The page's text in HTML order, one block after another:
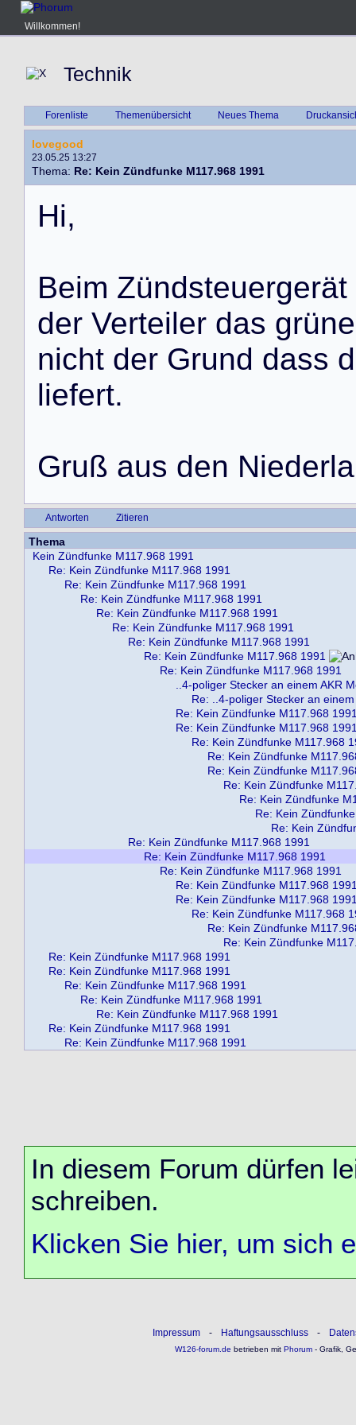
Willkommen!
Technik
Forenliste Themenübersicht Neues Thema
lovegood
23.05.25 13:27
Thema: Re: Kein Zündfunke M117.968 1991
Hi,
Beim Zündsteuergerät
der Verteiler das grüne
nicht der Grund dass d
liefert.
Gruß aus den Niederla
Antworten Zitieren
Thema
Kein Zündfunke M117.968 1991
Re: Kein Zündfunke M117.968 1991
Re: Kein Zündfunke M117.968 1991
Re: Kein Zündfunke M117.968 1991
Re: Kein Zündfunke M117.968 1991
Re: Kein Zündfunke M117.968 1991
Re: Kein Zündfunke M117.968 1991
Re: Kein Zündfunke M117.968 1991
Re: Kein Zündfunke M117.968 1991
..4-poliger Stecker an einem AKR
Re: ..4-poliger Stecker an
Re: Kein Zündfunke M117.968
Re: Kein Zündfunke M117.968
Re: Kein Zündfunke M117.968
Re: Kein Zündfunke
Re: Kein Zündfunke
Re: Kein Zündfunke
Re: Kein Zündfunke
Re: Kein
Re: Kein
Re: Kein Zündfunke M117.968 1991
Re: Kein Zündfunke M117.968 1991
Re: Kein Zündfunke M117.968 1991
Re: Kein Zündfunke M117.968
Re: Kein Zündfunke M117.968
Re: Kein Zündfunke M117.968
Re: Kein Zündfunke
Re: Kein Zündfunke
Re: Kein Zündfunke M117.968 1991
Re: Kein Zündfunke M117.968 1991
Re: Kein Zündfunke M117.968 1991
Re: Kein Zündfunke M117.968 1991
Re: Kein Zündfunke M117.968 1991
Re: Kein Zündfunke M117.968 1991
Re: Kein Zündfunke M117.968 1991
In diesem Forum dürfen
schreiben.
Klicken Sie hier, um sich
Impressum - Haftungsausschluss -
W126-forum.de betrieben mitPhorum- Grafik,